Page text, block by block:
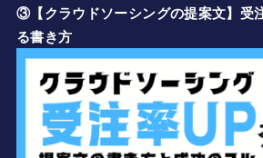
③【クラウドソーシングの提案文】受
る書き方